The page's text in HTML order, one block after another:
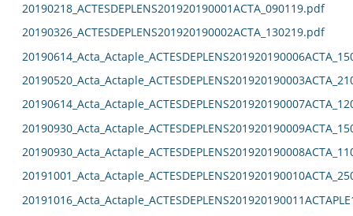
20190218_ACTESDEPLENS201920190001ACTA_090119.pdf
20190326_ACTESDEPLENS201920190002ACTA_130219.pdf